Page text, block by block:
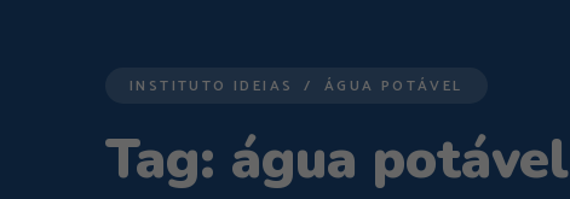
INSTITUTO IDEIAS ÁGUA POTÁVEL
Tag: água potável